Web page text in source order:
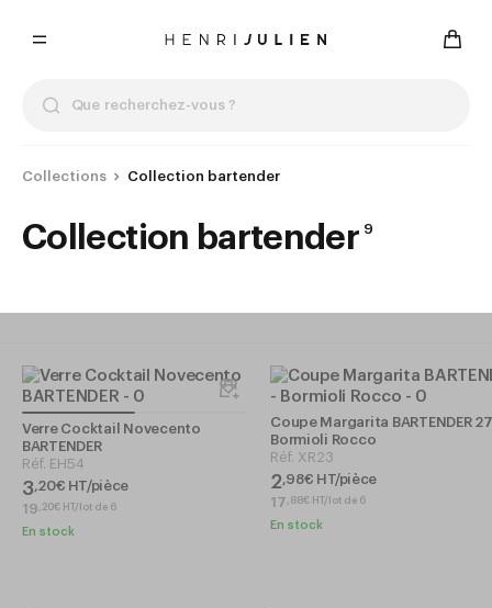
Collections Collection bartender
Collection bartender 9
Verre Cocktail Novecento
BARTENDER
Réf. EH54
3,20€ HT/pièce
19 , 20€ HT/lot de 6
En stock
Coupe Margarita BARTENDER
Bormioli Rocco
Réf. XR23
2,98€ HT/pièce
17, 88€ HT/lot de 6
En stock